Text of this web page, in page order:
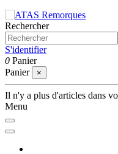
Rechercher
S'identifier
0 Panier
Panier
×
Il n'y a plus d'articles dans
Menu